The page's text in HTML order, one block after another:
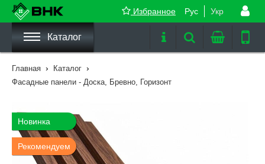
Рус Укр
Избранное
Каталог
Главная › Каталог ›
Фасадные панели - Доска, Бревно, Горизонт
Новинка
Рекомендуем